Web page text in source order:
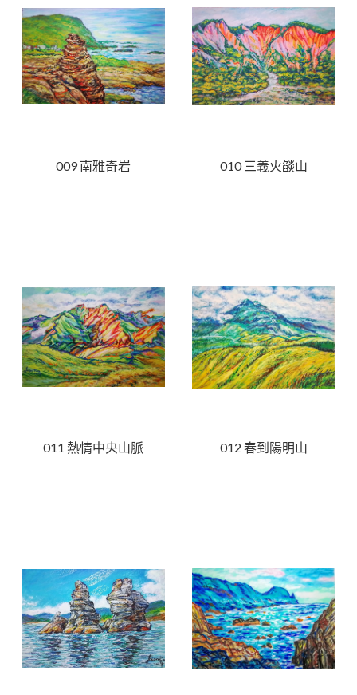
009 南雅奇岩 010 三義火燄山
011 熱情中央山脈 012 春到陽明山